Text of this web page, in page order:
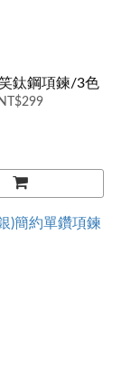
鈦鋼項鍊/3色
NT$299